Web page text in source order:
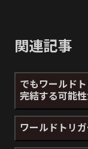
関連記事
でもワールド
完結する可能
ワールドトリ